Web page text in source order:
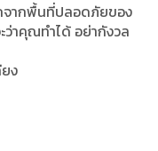
ากพื้นที่ปลอดภัยของ
ว่าคุณทำได้ อย่ากังวล
ง